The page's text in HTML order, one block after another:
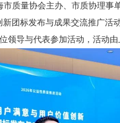
市质量协会主办、市质协理
团标发布与成果交流推广活
领导与代表参加活动，活动